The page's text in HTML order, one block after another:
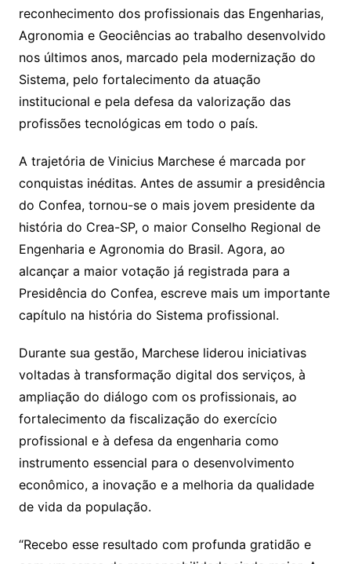
reconhecimento dos profissionais das Engenharias,
Agronomia e Geociências ao trabalho desenvolvido
nos últimos anos, marcado pela modernização do
Sistema, pelo fortalecimento da atuação
institucional e pela defesa da valorização das
profissões tecnológicas em todo o país.
A trajetória de Vinicius Marchese é marcada por
conquistas inéditas. Antes de assumir a presidência
do Confea, tornou-se o mais jovem presidente da
história do Crea-SP, o maior Conselho Regional de
Engenharia e Agronomia do Brasil. Agora, ao
alcançar a maior votação já registrada para a
Presidência do Confea, escreve mais um importante
capítulo na história do Sistema profissional.
Durante sua gestão, Marchese liderou iniciativas
voltadas à transformação digital dos serviços, à
ampliação do diálogo com os profissionais, ao
fortalecimento da fiscalização do exercício
profissional e à defesa da engenharia como
instrumento essencial para o desenvolvimento
econômico, a inovação e a melhoria da qualidade
de vida da população.
“Recebo esse resultado com profunda gratidão e